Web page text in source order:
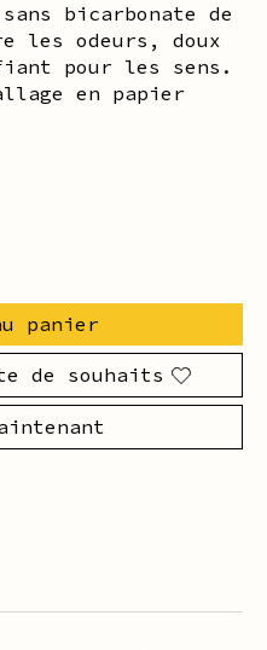
bicarbonate de
les odeurs, doux
pour les sens.
en papier
panier
de souhaits